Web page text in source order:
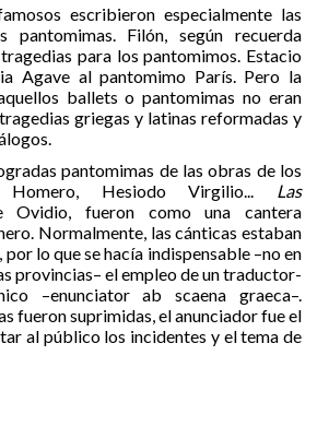
escribieron especialmente las
pantomimas. Filón, según recuerda
para los pantomimos. Estacio
Agave al pantomimo París. Pero la
ballets o pantomimas no eran
griegas y latinas reformadas y
pantomimas de las obras de los
Homero, Hesiodo Virgilio...
Las
fueron como una cantera
Normalmente, las cánticas estaban
lo que se hacía indispensable –no en
provincias– el empleo de un traductor-
–enunciator ab scaena graeca–.
fueron suprimidas, el anunciador fue el
al público los incidentes y el tema de